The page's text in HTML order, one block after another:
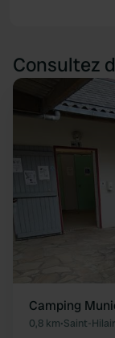
Consultez
Camping
0,8 km•Saint-